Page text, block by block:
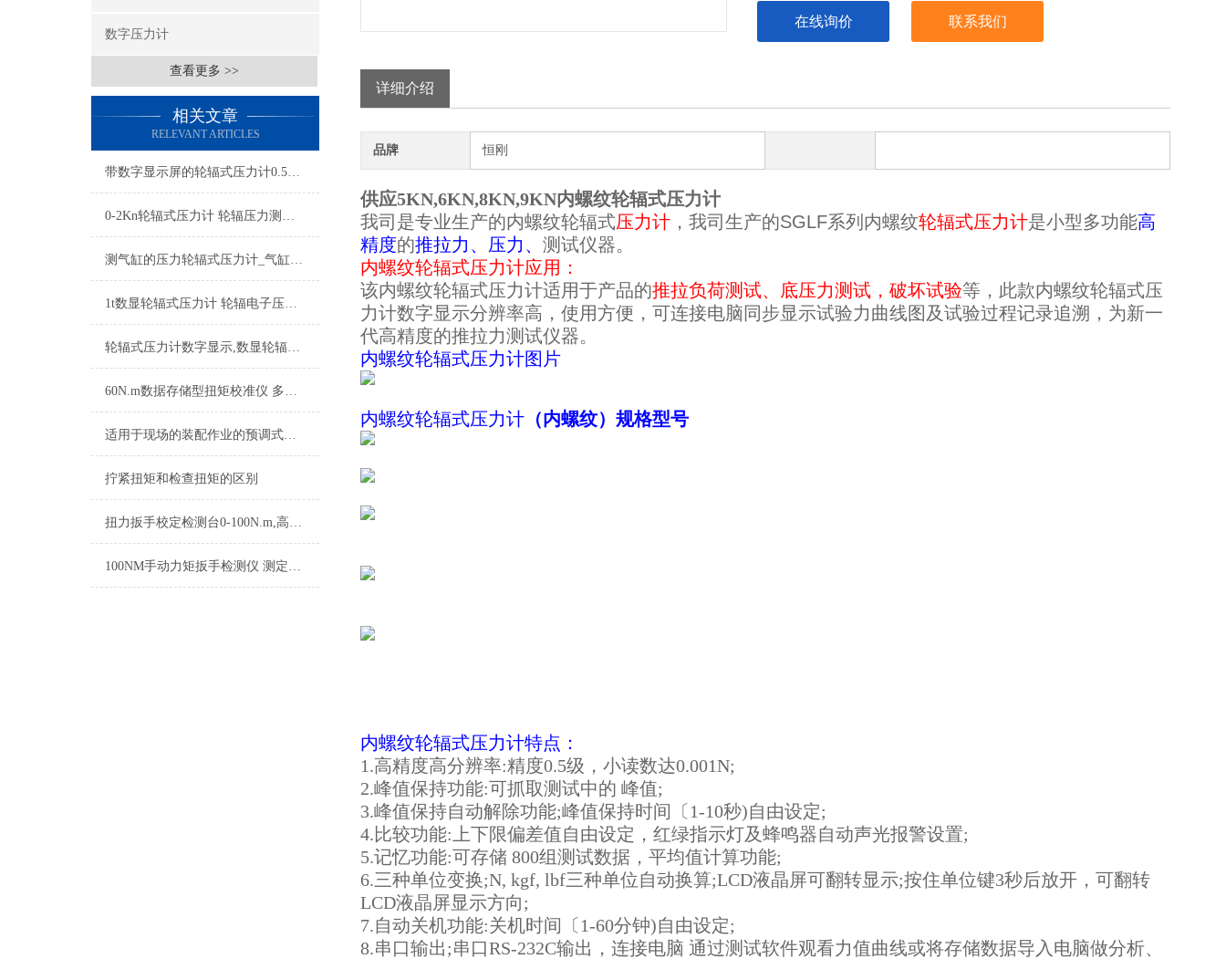
数字压力计
查看更多 >>
相关文章
RELEVANT ARTICLES
​带数字显示屏的轮辐式压力计0.5级,SGLF轮辐式压力计
0-2Kn轮辐式压力计 轮辐压力测试仪器 轮辐式手持式压力计
测气缸的压力轮辐式压力计_气缸轮辐式压力计传感器_气缸压力检测仪
1t数显轮辐式压力计 轮辐电子压力测力计 带数字显示屏的轮辐式压力计厂家
轮辐式压力计数字显示,数显轮辐式压力传感器,5KN轮辐式测力计厂家
60N.m数据存储型扭矩校准仪 多单位转换扭力检测仪 数据导出扭力校验仪
适用于现场的装配作业的预调式扭矩扳手,预置式是扭矩可调的扳手
拧紧扭矩和检查扭矩的区别
扭力扳手校定检测台0-100N.m,高精度扭力扳手校定检测台
100NM手动力矩扳手检测仪 测定扭力扳手的检测设备厂家
在线询价 联系我们
详细介绍
品牌 恒刚
供应5KN,6KN,8KN,9KN内螺纹轮辐式压力计
我司是专业生产的内螺纹轮辐式压力计 ，我司生产的SGLF系列内螺纹轮辐式压力计是小型多功能高
精度的推拉力、压力、 测试仪器。
内螺纹轮辐式压力计应用：
该内螺纹轮辐式压力计适用于产品的推拉负荷测试、底压力测试，破坏试验等，此款内螺纹轮辐式压
力计数字显示分辨率高，使用方便，可连接电脑同步显示试验力曲线图及试验过程记录追溯，为新一
代高精度的推拉力测试仪器。
内螺纹轮辐式压力计图片
内螺纹轮辐式压力计 （内螺纹）规格型号
内螺纹轮辐式压力计特点：
1.高精度高分辨率:精度0.5级，小读数达0.001N;
2.峰值保持功能:可抓取测试中的 峰值;
3.峰值保持自动解除功能;峰值保持时间〔1-10秒)自由设定;
4.比较功能:上下限偏差值自由设定，红绿指示灯及蜂鸣器自动声光报警设置;
5.记忆功能:可存储 800组测试数据，平均值计算功能;
6.三种单位变换;N, kgf, lbf三种单位自动换算;LCD液晶屏可翻转显示;按住单位键3秒后放开，可翻转
LCD液晶屏显示方向;
7.自动关机功能:关机时间〔1-60分钟)自由设定;
8.串口输出;串口RS-232C输出，连接电脑 通过测试软件观看力值曲线或将存储数据导入电脑做分析、